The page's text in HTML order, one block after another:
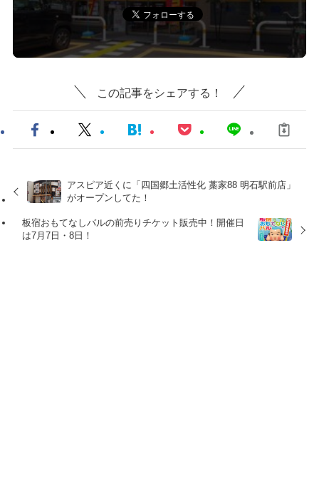
この記事をシェアする！
アスピア近くに「四国郷土活性化 藁家88 明石駅前店」
がオープンしてた！
板宿おもてなしバルの前売りチケット販売中！開催日
は7月7日・8日！